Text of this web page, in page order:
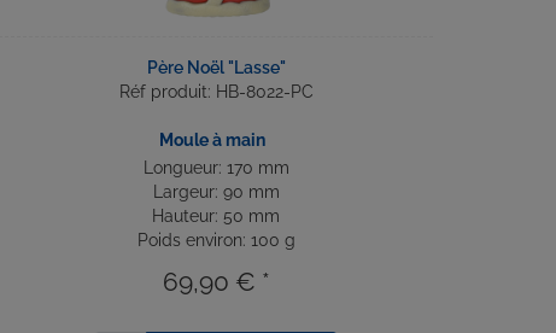
Père Noël "Lasse"
Réf produit: HB-8022-PC
Moule à main
Longueur: 170 mm
Largeur: 90 mm
Hauteur: 50 mm
Poids environ: 100 g
69,90 € *